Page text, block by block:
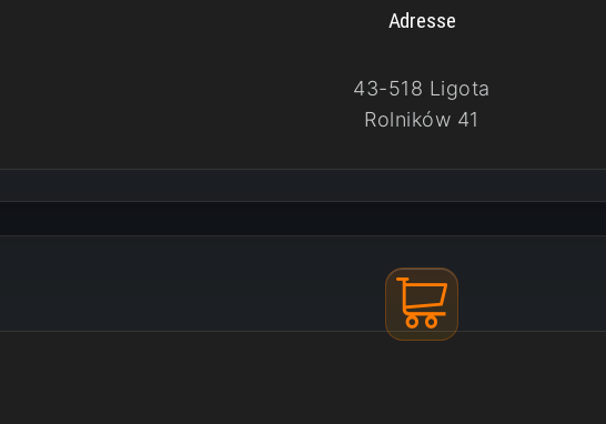
Adresse
43-518 Ligota
Rolników 41